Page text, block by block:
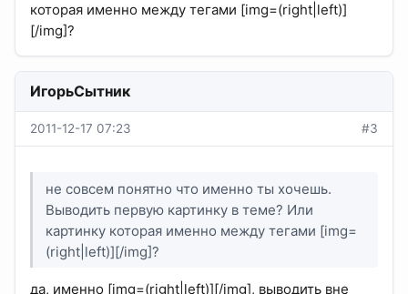
которая именно между тегами [img=(right|left)]
[/img]?
ИгорьСытник
2011-12-17 07:23 #3
не совсем понятно что именно ты хочешь.
Выводить первую картинку в теме? Или
картинку которая именно между тегами [img=
(right|left)][/img]?
да, именно [img=(right|left)][/img], выводить вне